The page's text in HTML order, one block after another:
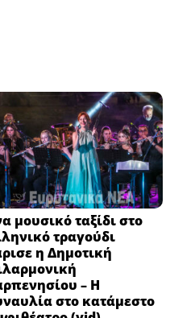
μουσικό ταξίδι στο
τραγούδι
η Δημοτική
– Η
στο κατάμεστο